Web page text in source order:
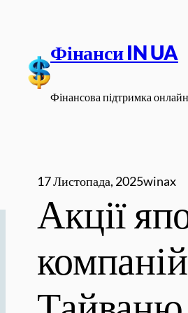
вмісту
Фінанси IN UA
Фінансова підтримка онлайн
17 Листопада, 2025winax
Акції